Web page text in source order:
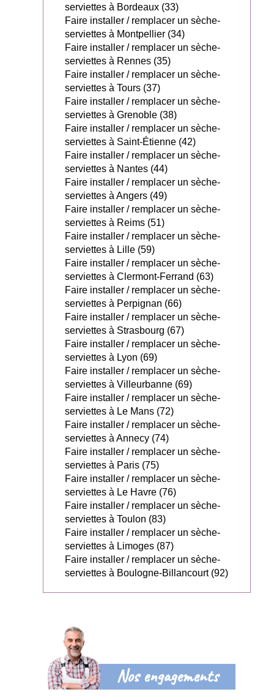
serviettes à Bordeaux (33)
Faire installer / remplacer un sèche-
serviettes à Montpellier (34)
Faire installer / remplacer un sèche-
serviettes à Rennes (35)
Faire installer / remplacer un sèche-
serviettes à Tours (37)
Faire installer / remplacer un sèche-
serviettes à Grenoble (38)
Faire installer / remplacer un sèche-
serviettes à Saint-Étienne (42)
Faire installer / remplacer un sèche-
serviettes à Nantes (44)
Faire installer / remplacer un sèche-
serviettes à Angers (49)
Faire installer / remplacer un sèche-
serviettes à Reims (51)
Faire installer / remplacer un sèche-
serviettes à Lille (59)
Faire installer / remplacer un sèche-
serviettes à Clermont-Ferrand (63)
Faire installer / remplacer un sèche-
serviettes à Perpignan (66)
Faire installer / remplacer un sèche-
serviettes à Strasbourg (67)
Faire installer / remplacer un sèche-
serviettes à Lyon (69)
Faire installer / remplacer un sèche-
serviettes à Villeurbanne (69)
Faire installer / remplacer un sèche-
serviettes à Le Mans (72)
Faire installer / remplacer un sèche-
serviettes à Annecy (74)
Faire installer / remplacer un sèche-
serviettes à Paris (75)
Faire installer / remplacer un sèche-
serviettes à Le Havre (76)
Faire installer / remplacer un sèche-
serviettes à Toulon (83)
Faire installer / remplacer un sèche-
serviettes à Limoges (87)
Faire installer / remplacer un sèche-
serviettes à Boulogne-Billancourt (92)
Nos engagements